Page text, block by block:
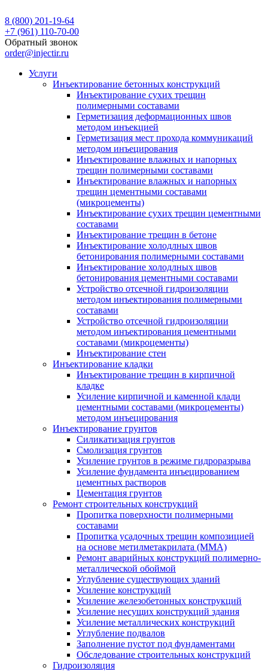
8 (800) 201-19-64
+7 (961) 110-70-00
Обратный звонок
order@injectir.ru
Услуги
Инъектирование бетонных конструкций
Инъектирование сухих трещин
полимерными составами
Герметизация деформационных швов
методом инъекцией
Герметизация мест прохода коммуникаций
методом инъецирования
Инъектирование влажных и напорных
трещин полимерными составами
Инъектирование влажных и напорных
трещин цементными составами
(микроцементы)
Инъектирование сухих трещин цементными
составами
Инъектирование трещин в бетоне
Инъектирование холодлных швов
бетонирования полимерными составами
Инъектирование холодлных швов
бетонирования цементными составами
Устройство отсечной гидроизоляции
методом инъектирования полимерными
составами
Устройство отсечной гидроизоляции
методом инъектирования цементными
составами (микроцементы)
Инъектирование стен
Инъектирование кладки
Инъектирование трещин в кирпичной
кладке
Усиление кирпичной и каменной клади
цементными составами (микроцементы)
методом инъецирования
Инъектирование грунтов
Силикатизация грунтов
Смолизация грунтов
Усиление грунтов в режиме гидроразрыва
Усиление фундамента инъецированием
цементных растворов
Цементация грунтов
Ремонт строительных конструкций
Пропитка поверхности полимерными
составами
Пропитка усадочных трещин композицией
на основе метилметакрилата (ММА)
Ремонт аварийных конструкций полимерно-
металлической обоймой
Углубление существующих зданий
Усиление конструкций
Усиление железобетонных конструкций
Усиление несущих конструкций здания
Усиление металлических конструкций
Углубление подвалов
Заполнение пустот под фундаментами
Обследование строительных конструкций
Гидроизоляция